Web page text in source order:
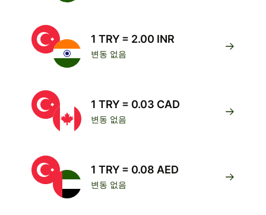
1 TRY = 2.00 INR
변동 없음
1 TRY = 0.03 CAD
변동 없음
1 TRY = 0.08 AED
변동 없음